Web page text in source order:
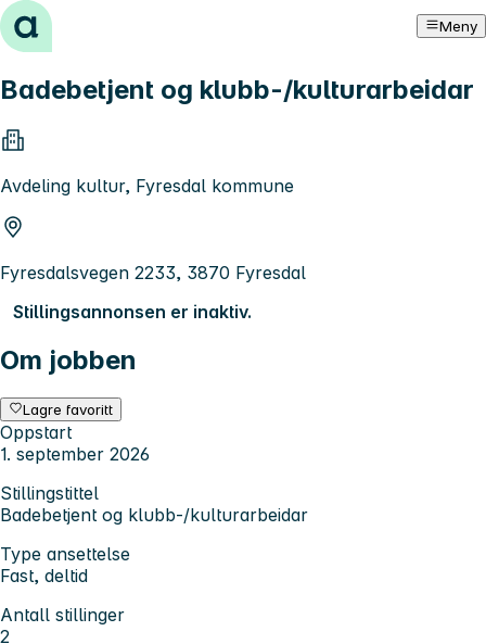
Hopp til innhold Meny
Badebetjent og klubb-/kulturarbeidar
Avdeling kultur, Fyresdal kommune
Fyresdalsvegen 2233, 3870 Fyresdal
Stillingsannonsen er inaktiv.
Om jobben
Lagre favoritt
Oppstart
1. september 2026
Stillingstittel
Badebetjent og klubb-/kulturarbeidar
Type ansettelse
Fast, deltid
Antall stillinger
2